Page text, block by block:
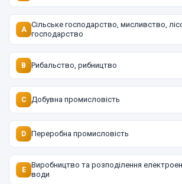
A
Сільське господарство, мисливство,
господарство
B Рибальство, рибництво
C Добувна промисловість
D Переробна промисловість
E
Виробництво та розподілення
води